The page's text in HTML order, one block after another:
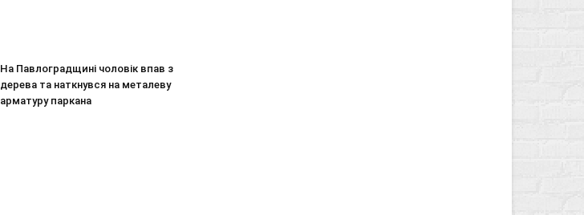
На Павлоградщині чоловік впав з
дерева та наткнувся на металеву
арматуру паркана